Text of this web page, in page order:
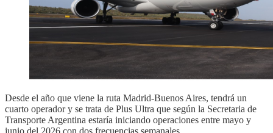
Desde el año que viene la ruta Madrid-Buenos Aires, tendrá un
cuarto operador y se trata de Plus Ultra que según la Secretaria de
Transporte Argentina estaría iniciando operaciones entre mayo y
junio del 2026 con dos frecuencias semanales.